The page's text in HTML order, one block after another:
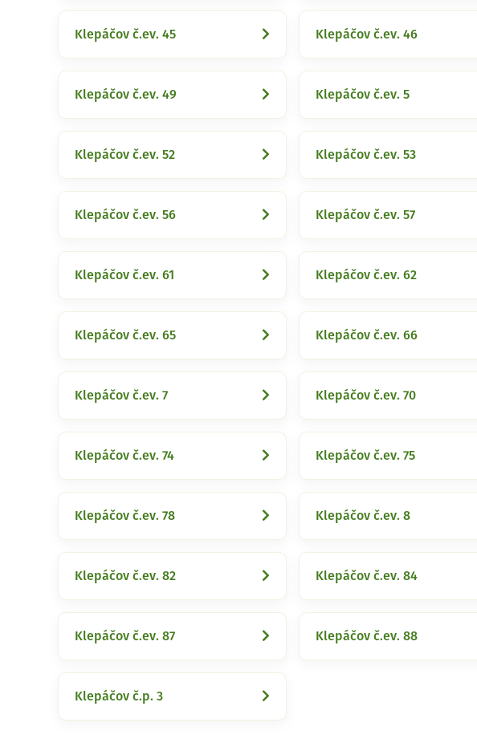
Klepáčov č.ev. 45 Klepáčov č.ev. 46
Klepáčov č.ev. 49 Klepáčov č.ev. 5
Klepáčov č.ev. 52 Klepáčov č.ev. 53
Klepáčov č.ev. 56 Klepáčov č.ev. 57
Klepáčov č.ev. 61 Klepáčov č.ev. 62
Klepáčov č.ev. 65 Klepáčov č.ev. 66
Klepáčov č.ev. 7 Klepáčov č.ev. 70
Klepáčov č.ev. 74 Klepáčov č.ev. 75
Klepáčov č.ev. 78 Klepáčov č.ev. 8
Klepáčov č.ev. 82 Klepáčov č.ev. 84
Klepáčov č.ev. 87 Klepáčov č.ev. 88
Klepáčov č.p. 3